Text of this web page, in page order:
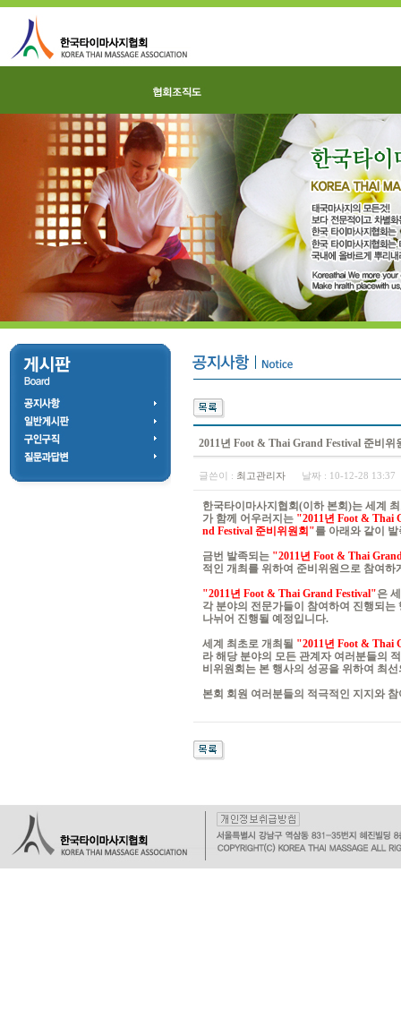
2011년 Foot & Thai Grand Festival 준비위
글쓴이 : 최고관리자 날짜 : 10-12-28
한국타이마사지협회(이하 본회)는 세계
가 함께 어우러지는 "2011년 Foot & Thai
nd Festival 준비위원회"를 아래와 같이
금번 발족되는 "2011년 Foot & Thai
적인 개최를 위하여 준비위원으로 참여하
"2011년 Foot & Thai Grand Festival"은
각 분야의 전문가들이 참여하여 진행되
나뉘어 진행될 예정입니다.
세계 최초로 개최될 "2011년 Foot & Thai
라 해당 분야의 모든 관계자 여러분들의
비위원회는 본 행사의 성공을 위하여 최
본회 회원 여러분들의 적극적인 지지와